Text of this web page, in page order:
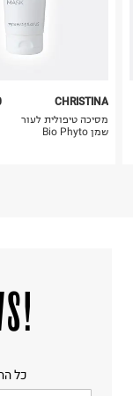
CHRISTINA
מסיכה טיפולית לעור
שמן Bio Phyto
!GET THE NEWS
כל